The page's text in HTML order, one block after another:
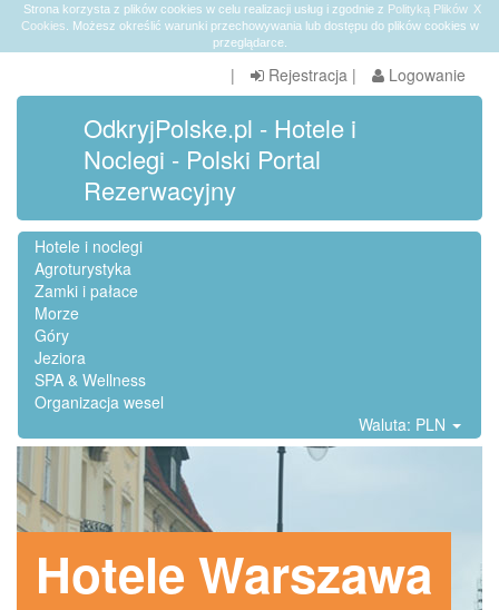
X
Strona korzysta z plików cookies w celu realizacji usług i zgodnie z Polityką Plików
Cookies . Możesz określić warunki przechowywania lub dostępu do plików cookies w
przeglądarce.
| Rejestracja | Logowanie
OdkryjPolske.pl - Hotele i
Noclegi - Polski Portal
Rezerwacyjny
Hotele i noclegi
Agroturystyka
Zamki i pałace
Morze
Góry
Jeziora
SPA & Wellness
Organizacja wesel
Waluta: PLN
Hotele Warszawa